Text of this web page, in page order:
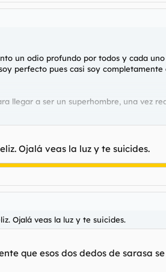
un odio profundo por todos y cada
perfecto pues casi soy
llegar a ser un superhombre, una vez
sadica
Ojalá veas la luz y te suicides.
Ojalá veas la luz y te suicides.
que esos dos dedos de sarasa